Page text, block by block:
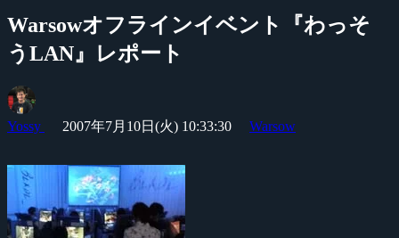
Warsowオフラインイベント『わっそ
うLAN』レポート
Yossy 2007年7月10日(火) 10:33:30 Warsow